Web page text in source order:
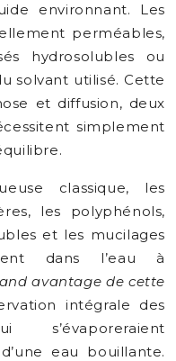
environnant. Les
perméables,
hydrosolubles ou
solvant utilisé. Cette
et diffusion, deux
simplement
classique, les
les polyphénols,
et les mucilages
dans l’eau à
avantage de cette
intégrale des
eau bouillante.